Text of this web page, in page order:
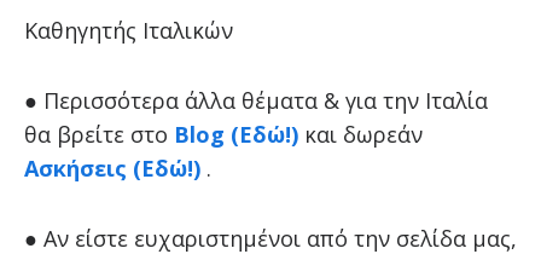
Καθηγητής Ιταλικών
● Περισσότερα άλλα θέματα & για την Ιταλία
θα βρείτε στο Blog (Εδώ!)και δωρεάν
Ασκήσεις (Εδώ!).
● Αν είστε ευχαριστημένοι από την σελίδα μας,